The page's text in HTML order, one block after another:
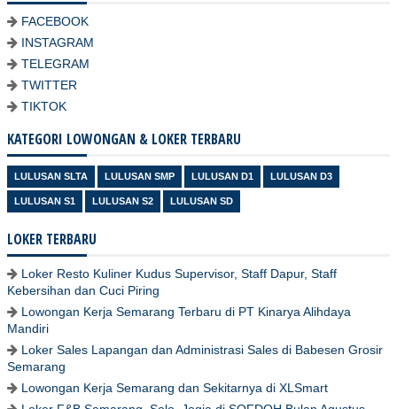
FACEBOOK
INSTAGRAM
TELEGRAM
TWITTER
TIKTOK
KATEGORI LOWONGAN & LOKER TERBARU
LULUSAN SLTA LULUSAN SMP LULUSAN D1 LULUSAN D3
LULUSAN S1 LULUSAN S2 LULUSAN SD
LOKER TERBARU
Loker Resto Kuliner Kudus Supervisor, Staff Dapur, Staff
Kebersihan dan Cuci Piring
Lowongan Kerja Semarang Terbaru di PT Kinarya Alihdaya
Mandiri
Loker Sales Lapangan dan Administrasi Sales di Babesen Grosir
Semarang
Lowongan Kerja Semarang dan Sekitarnya di XLSmart